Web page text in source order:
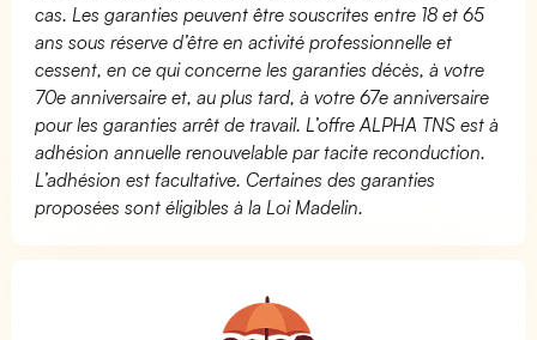
cas. Les garanties peuvent être souscrites entre 18 et 65
ans sous réserve d’être en activité professionnelle et
cessent, en ce qui concerne les garanties décès, à votre
70e anniversaire et, au plus tard, à votre 67e anniversaire
pour les garanties arrêt de travail. L’offre ALPHA TNS est à
adhésion annuelle renouvelable par tacite reconduction.
L’adhésion est facultative. Certaines des garanties
proposées sont éligibles à la Loi Madelin.